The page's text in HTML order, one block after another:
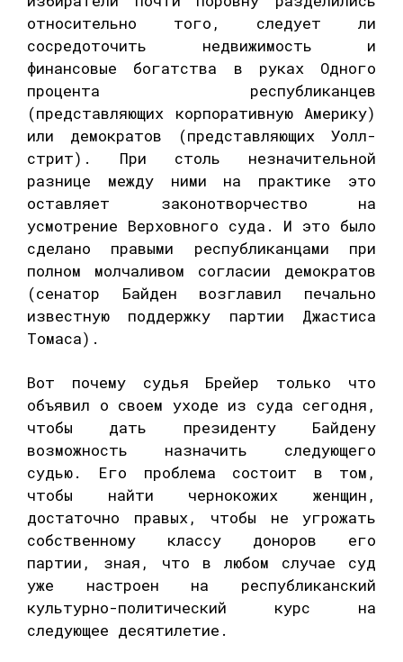
относительно того, следует ли
сосредоточить недвижимость и
финансовые богатства в руках Одного
процента республиканцев
(представляющих корпоративную Америку)
или демократов (представляющих Уолл-
стрит). При столь незначительной
разнице между ними на практике это
оставляет законотворчество на
усмотрение Верховного суда. И это было
сделано правыми республиканцами при
полном молчаливом согласии демократов
(сенатор Байден возглавил печально
известную поддержку партии Джастиса
Томаса).
Вот почему судья Брейер только что
объявил о своем уходе из суда сегодня,
чтобы дать президенту Байдену
возможность назначить следующего
судью. Его проблема состоит в том,
чтобы найти чернокожих женщин,
достаточно правых, чтобы не угрожать
собственному классу доноров его
партии, зная, что в любом случае суд
уже настроен на республиканский
культурно-политический курс на
следующее десятилетие.